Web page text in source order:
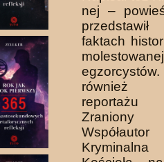
nej –
faktach
również
reportażu